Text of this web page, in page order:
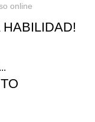
online
HABILIDAD!